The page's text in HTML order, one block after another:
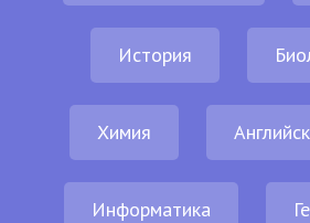
История
Химия
Информатика